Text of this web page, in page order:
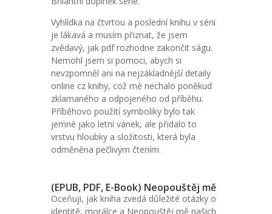
Vyhlídka na čtvrtou a poslední knihu v sérii
je lákavá a musím přiznat, že jsem
zvědavý, jak pdf rozhodne zakončit ságu.
Nemohl jsem si pomoci, abych si
nevzpomněl ani na nejzákladnější detaily
online cz knihy, což mě nechalo poněkud
zklamaného a odpojeného od příběhu.
Příběhovo použití symboliky bylo tak
jemné jako letní vánek, ale přidalo to
vrstvu hloubky a složitosti, která byla
odměněna pečlivým čtením.
(EPUB, PDF, E-Book) Neopouštěj mě
Oceňuji, jak kniha zvedá důležité otázky o
identitě, morálce a Neopouštěj mě našich